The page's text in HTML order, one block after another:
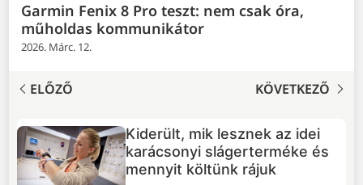
Garmin Fenix 8 Pro teszt: nem csak óra,
műholdas kommunikátor
2026. Márc. 12.
ELŐZŐ KÖVETKEZŐ
Huawei Pura 80 Pro és Pura 80
Ultra teszt: a mobilfotózás
élmezőnye